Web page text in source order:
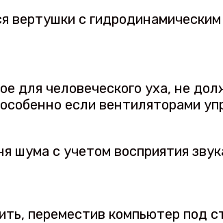
вертушки с
для человеческого уха, не
если вентиляторами
шума с учетом восприятия
переместив компьютер под